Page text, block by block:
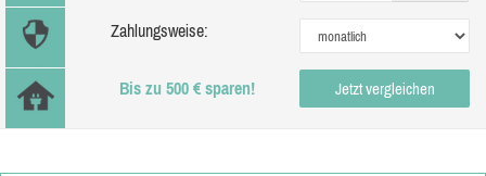
Zahlungsweise:
Bis zu 500 € sparen! Jetzt vergleichen